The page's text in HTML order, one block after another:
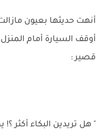
أنهت حديثها بعيون
أوقف السيارة أمام
قصير :
" هل تريدين البكاء أكثر ؟!